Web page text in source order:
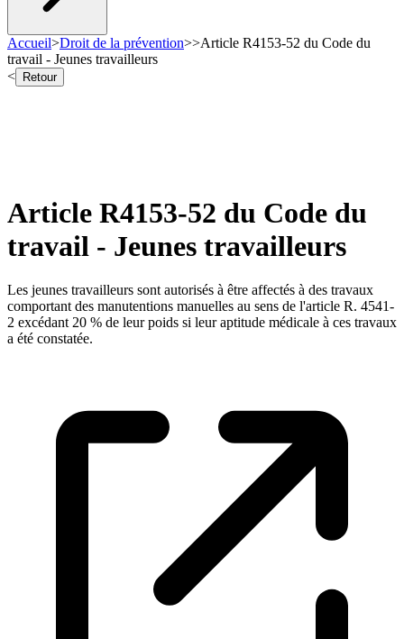
Accueil>Droit de la prévention>>Article R4153-52 du Code du
travail - Jeunes travailleurs
<
Retour
Article R4153-52 du Code du
travail - Jeunes travailleurs
Les jeunes travailleurs sont autorisés à être affectés à des travaux
comportant des manutentions manuelles au sens de l'article R. 4541-
2 excédant 20 % de leur poids si leur aptitude médicale à ces travaux
a été constatée.